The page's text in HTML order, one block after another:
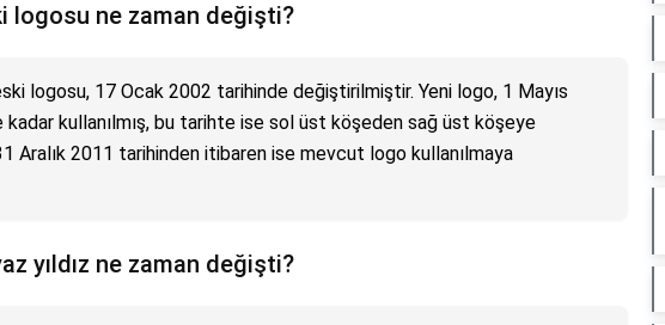
logosu ne zaman değişti?
logosu, 17 Ocak 2002 tarihinde değiştirilmiştir. Yeni logo, 1 Mayıs
kadar kullanılmış, bu tarihte ise sol üst köşeden sağ üst köşeye
Aralık 2011 tarihinden itibaren ise mevcut logo kullanılmaya
yıldız ne zaman değişti?